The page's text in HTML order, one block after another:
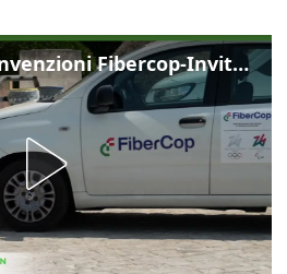
Sottoscritte le convenzioni Fibercop-Invitalia, fibra ottica per 477 mila civici